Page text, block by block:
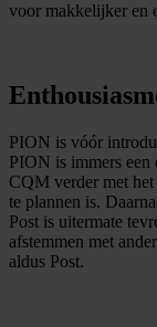
voor makkelijker en
PION is vóór
PION is immers een
CQM verder met
te plannen is.
Post is uitermate
afstemmen met
aldus Post.